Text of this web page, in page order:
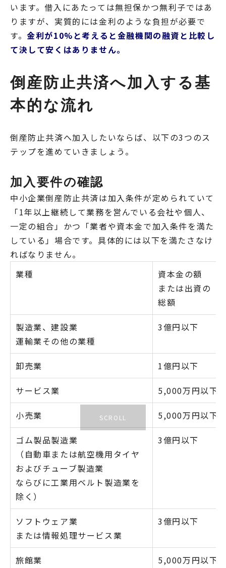
います。借入にあたっては無担保かつ無利子ではあ
りますが、実質的には金利のような負担が必要で
す。金利が10%と考えると金融機関の融資と比較し
て決して安くはありません。
倒産防止共済へ加入する基
本的な流れ
倒産防止共済へ加入したいならば、以下の3つのス
テップを進めていきましょう。
加入要件の確認
中小企業倒産防止共済は加入条件が定められていて
「1年以上継続して業務を営んでいる会社や個人、
一定の組合」かつ「業者や資本金で加入条件を満た
している」場合です。具体的には以下を満たさなけ
ればなりません。
業種
資本金の額
または出資の
総額
製造業、建設業
運輸業その他の業種
3億円以下
卸売業 1億円以下
サービス業 5,000万円以下
小売業 5,000万円以下
ゴム製品製造業
（自動車または航空機用タイヤ
およびチューブ製造業
ならびに工業用ベルト製造業を
除く）
3億円以下
ソフトウェア業
または情報処理サービス業
3億円以下
旅館業 5,000万円以下